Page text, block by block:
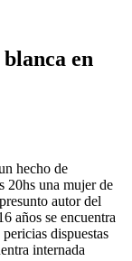
en
hecho de
20hs una mujer de
autor del
años se encuentra
dispuestas
internada